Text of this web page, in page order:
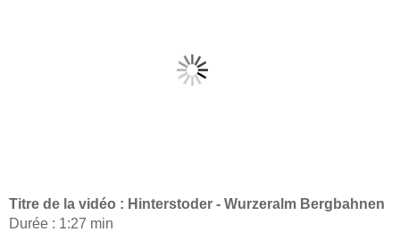
Titre de la vidéo : Hinterstoder - Wurzeralm Bergbahnen
Durée : 1:27 min